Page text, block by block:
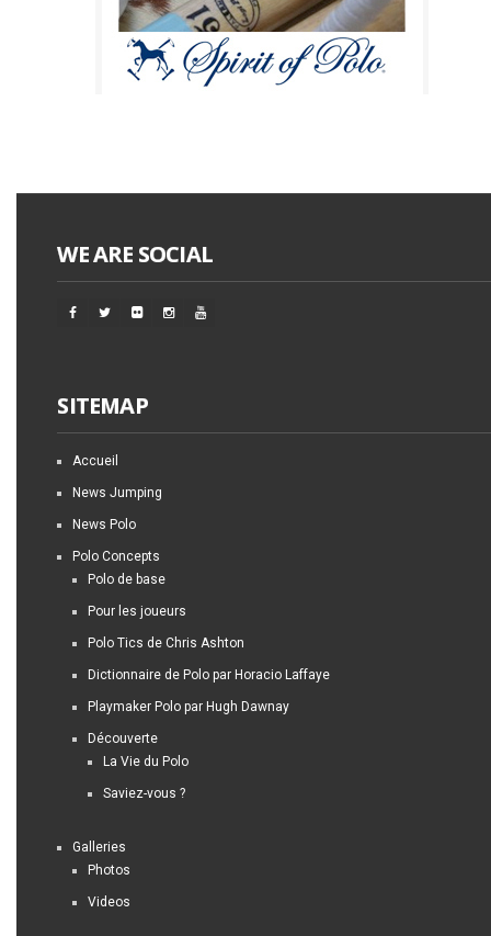
WE ARE SOCIAL
SITEMAP
Accueil
News Jumping
News Polo
Polo Concepts
Polo de base
Pour les joueurs
Polo Tics de Chris Ashton
Dictionnaire de Polo par Horacio Laffaye
Playmaker Polo par Hugh Dawnay
Découverte
La Vie du Polo
Saviez-vous ?
Galleries
Photos
Videos